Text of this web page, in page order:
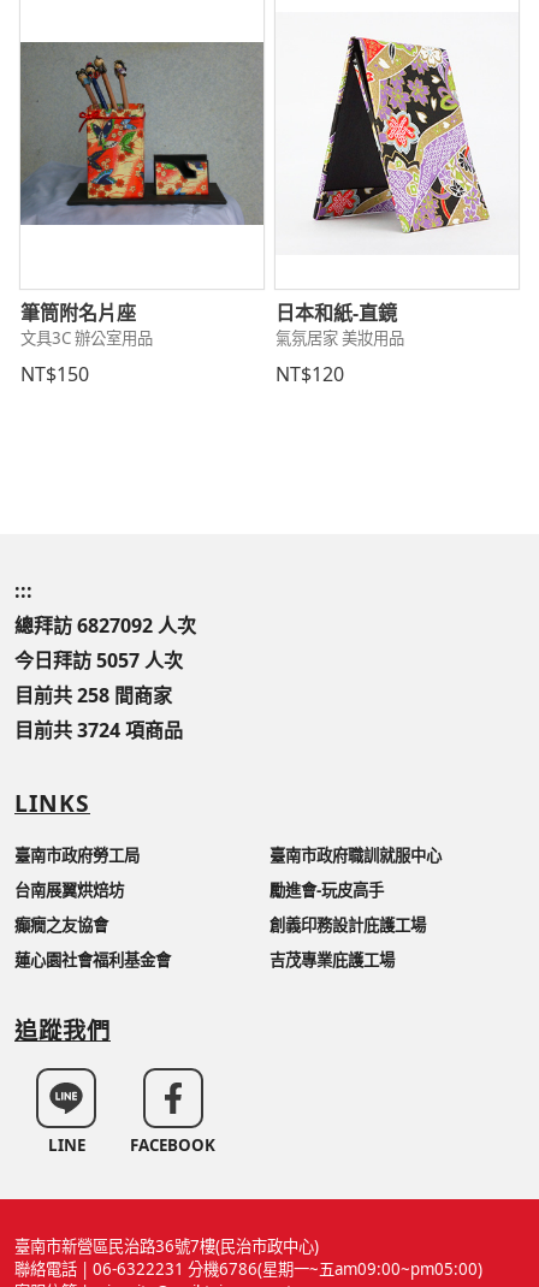
筆筒附名片座
文具3C 辦公室用品
NT$150
日本和紙-直鏡
氣氛居家 美妝用品
NT$120
:::
總拜訪 6827092 人次
今日拜訪 5057 人次
目前共 258 間商家
目前共 3724 項商品
LINKS
臺南市政府勞工局
臺南市政府職訓就服中心
台南展翼烘焙坊
勵進會-玩皮高手
癲癇之友協會
創義印務設計庇護工場
蓮心園社會福利基金會
吉茂專業庇護工場
追蹤我們
LINE FACEBOOK
臺南市新營區民治路36號7樓(民治市政中心)
聯絡電話 | 06-6322231 分機6786(星期一~五am09:00~pm05:00)